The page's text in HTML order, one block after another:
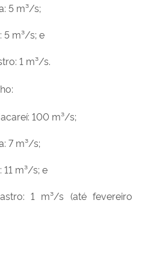
5 m³/s;
5 m³/s; e
1 m³/s.
100 m³/s;
7 m³/s;
m³/s; e
1 m³/s (até fevereiro